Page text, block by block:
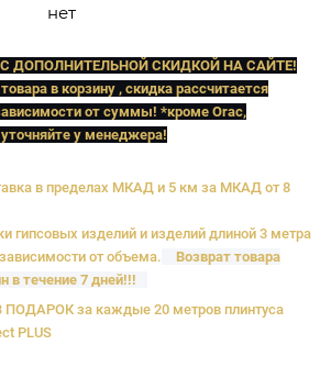
нет
ДОПОЛНИТЕЛЬНОЙ СКИДКОЙ НА САЙТЕ!
в корзину , скидка рассчитается
от суммы! *кроме Orac,
у менеджера!
в пределах МКАД и 5 км за МКАД от 8
гипсовых изделий и изделий длиной 3 метра
от объема.
Возврат товара
в течение 7 дней!!!
ПОДАРОК за каждые 20 метров плинтуса
PLUS